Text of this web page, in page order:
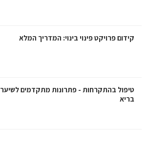
קידום פרויקט פינוי בינוי: המדריך המלא
טיפול בהתקרחות - פתרונות מתקדמים לשיער
בריא